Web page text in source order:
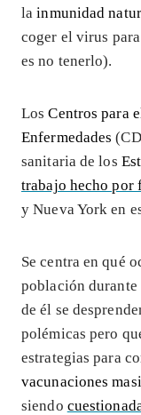
lainmunidad
coger el virus
es no tenerlo).
LosCentros para
Enfermedades
sanitaria de los
trabajo hecho por
y Nueva York en
Se centra en qué
población
de él se
polémicas pero
estrategias para
vacunaciones
siendo